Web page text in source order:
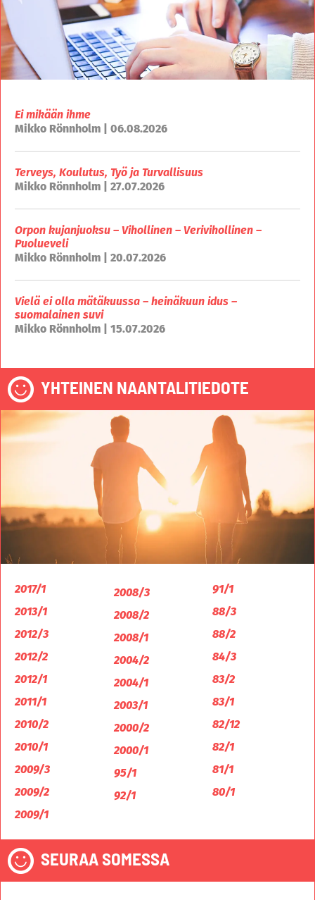
Ei mikään ihme
Mikko Rönnholm | 06.08.2026
Terveys, Koulutus, Työ ja Turvallisuus
Mikko Rönnholm | 27.07.2026
Orpon kujanjuoksu – Vihollinen – Verivihollinen –
Puolueveli
Mikko Rönnholm | 20.07.2026
Vielä ei olla mätäkuussa – heinäkuun idus –
suomalainen suvi
Mikko Rönnholm | 15.07.2026
YHTEINEN NAANTALITIEDOTE
2017/1
2013/1
2012/3
2012/2
2012/1
2011/1
2010/2
2010/1
2009/3
2009/2
2009/1
2008/3
2008/2
2008/1
2004/2
2004/1
2003/1
2000/2
2000/1
95/1
92/1
91/1
88/3
88/2
84/3
83/2
83/1
82/12
82/1
81/1
80/1
SEURAA SOMESSA